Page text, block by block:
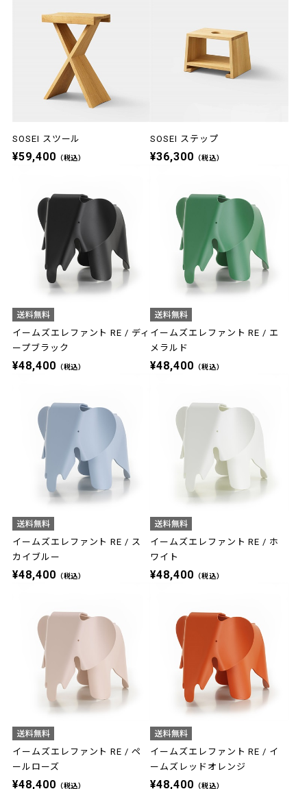
SOSEI スツール
¥59,400 （税込）
SOSEI ステップ
¥36,300 （税込）
イームズエレファント RE / ディ
ープブラック
¥48,400 （税込）
イームズエレファント RE / エ
メラルド
¥48,400 （税込）
イームズエレファント RE / ス
カイブルー
¥48,400 （税込）
イームズエレファント RE / ホ
ワイト
¥48,400 （税込）
イームズエレファント RE / ペ
ールローズ
¥48,400 （税込）
イームズエレファント RE / イ
ームズレッドオレンジ
¥48,400 （税込）